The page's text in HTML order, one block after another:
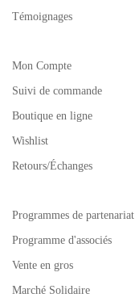
Témoignages
Mon Compte
Suivi de commande
Boutique en ligne
Wishlist
Retours/Échanges
Programmes de partenariat
Programme d'associés
Vente en gros
Marché Solidaire